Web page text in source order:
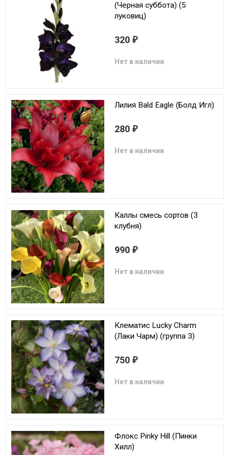
(Черная суббота) (5
луковиц)
320 ₽
Нет в наличии
Лилия Bald Eagle (Болд Игл)
280 ₽
Нет в наличии
Каллы смесь сортов (3
клубня)
990 ₽
Нет в наличии
Клематис Lucky Charm
(Лаки Чарм) (группа 3)
750 ₽
Нет в наличии
Флокс Pinky Hill (Пинки
Хилл)